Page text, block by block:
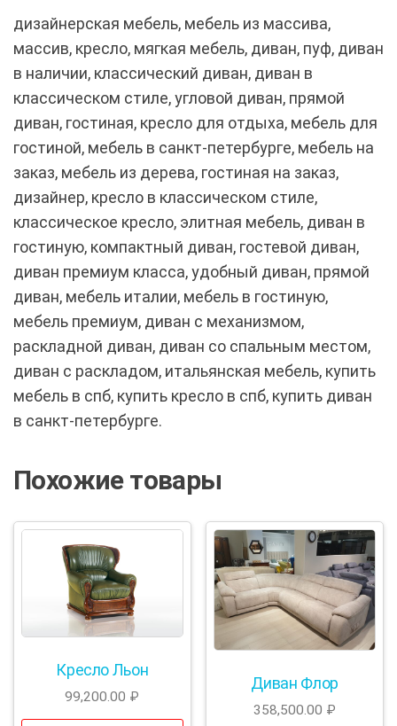
дизайнерская мебель, мебель из массива,
массив, кресло, мягкая мебель, диван, пуф, диван
в наличии, классический диван, диван в
классическом стиле, угловой диван, прямой
диван, гостиная, кресло для отдыха, мебель для
гостиной, мебель в санкт-петербурге, мебель на
заказ, мебель из дерева, гостиная на заказ,
дизайнер, кресло в классическом стиле,
классическое кресло, элитная мебель, диван в
гостиную, компактный диван, гостевой диван,
диван премиум класса, удобный диван, прямой
диван, мебель италии, мебель в гостиную,
мебель премиум, диван с механизмом,
раскладной диван, диван со спальным местом,
диван с раскладом, итальянская мебель, купить
мебель в спб, купить кресло в спб, купить диван
в санкт-петербурге.
Похожие товары
Кресло Льон
99,200.00 ₽
Диван Флор
358,500.00 ₽